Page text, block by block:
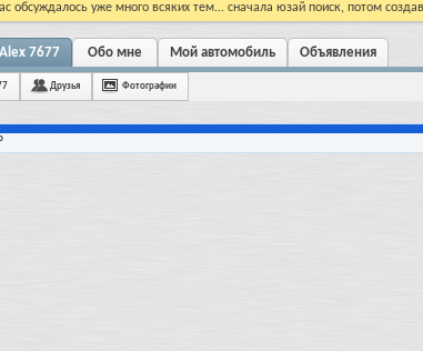
обсуждалось уже много всяких тем... сначала юзай поиск, потом
7677 Обо мне Мой автомобиль Объявления
Друзья Фотографии